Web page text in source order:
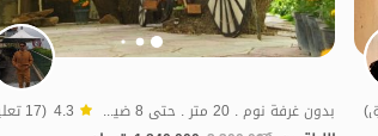
بدون غرفة نوم . 20 متر . حتى 8 ضيف 4.3 (17 تعليق)